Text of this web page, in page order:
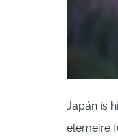
Japán is
elemeire